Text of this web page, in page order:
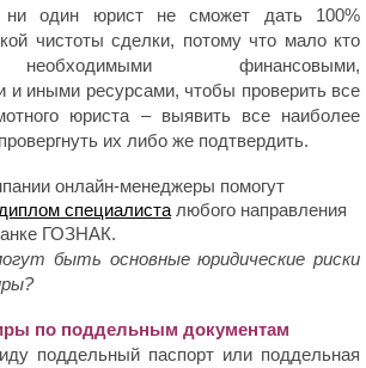
ни один юрист не сможет дать 100%
чистоты сделки, потому что мало кто
финансовыми,
и иными ресурсами, чтобы проверить все
юриста – выявить все наиболее
их либо же подтвердить.
онлайн-менеджеры помогут
специалиста любого направления
ГОЗНАК.
быть основные юридические риски
по поддельным документам
поддельный паспорт или поддельная